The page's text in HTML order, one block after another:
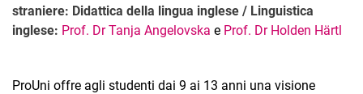
straniere: Didattica della lingua inglese / Linguistica
inglese: Prof. Dr Tanja Angelovska e Prof. Dr Holden Härtl
ProUni offre agli studenti dai 9 ai 13 anni una visione